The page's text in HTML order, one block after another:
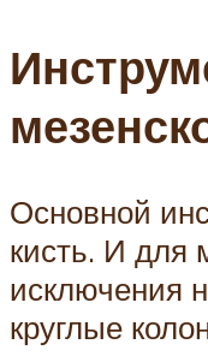
Основной
кисть. И для
исключения
круглые